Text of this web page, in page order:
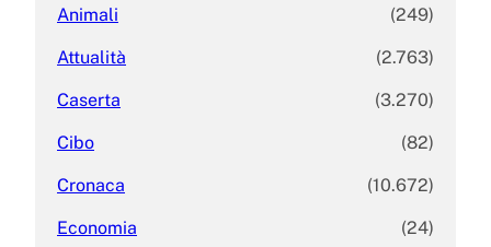
Animali (249)
Attualità (2.763)
Caserta (3.270)
Cibo (82)
Cronaca (10.672)
Economia (24)